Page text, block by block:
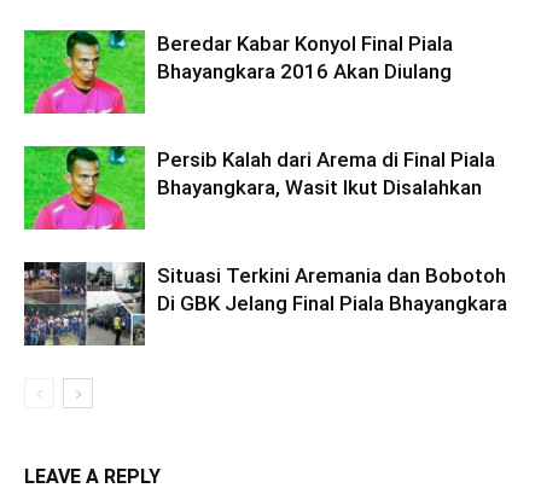
Beredar Kabar Konyol Final Piala
Bhayangkara 2016 Akan Diulang
Persib Kalah dari Arema di Final Piala
Bhayangkara, Wasit Ikut Disalahkan
Situasi Terkini Aremania dan Bobotoh
Di GBK Jelang Final Piala Bhayangkara
LEAVE A REPLY